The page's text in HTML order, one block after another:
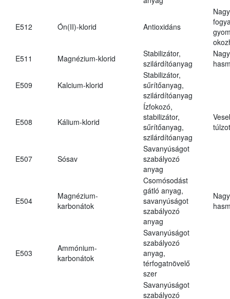
E512 Ón(II)-klorid Antioxidáns
E511
Magnézium-klorid
Stabilizátor,
szilárdítóanyag
E509 Kalcium-klorid
Stabilizátor,
sűrítőanyag,
szilárdítóanyag
E508 Kálium-klorid
Ízfokozó,
stabilizátor,
sűrítőanyag,
szilárdítóanyag
E507 Sósav
Savanyúságot
szabályozó
anyag
E504
Magnézium-
karbonátok
Csomósodást
gátló anyag,
savanyúságot
szabályozó
anyag
E503
Ammónium-
karbonátok
Savanyúságot
szabályozó
anyag,
térfogatnövelő
szer
Savanyúságot
szabályozó